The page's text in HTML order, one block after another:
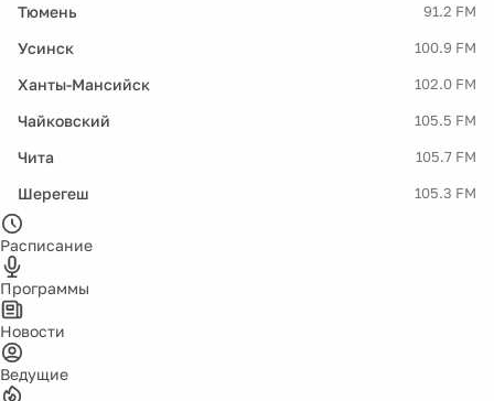
Тюмень 91.2 FM
Усинск 100.9 FM
Ханты-Мансийск 102.0 FM
Чайковский 105.5 FM
Чита 105.7 FM
Шерегеш 105.3 FM
Расписание
Программы
Новости
Ведущие